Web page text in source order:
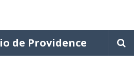
de Providence